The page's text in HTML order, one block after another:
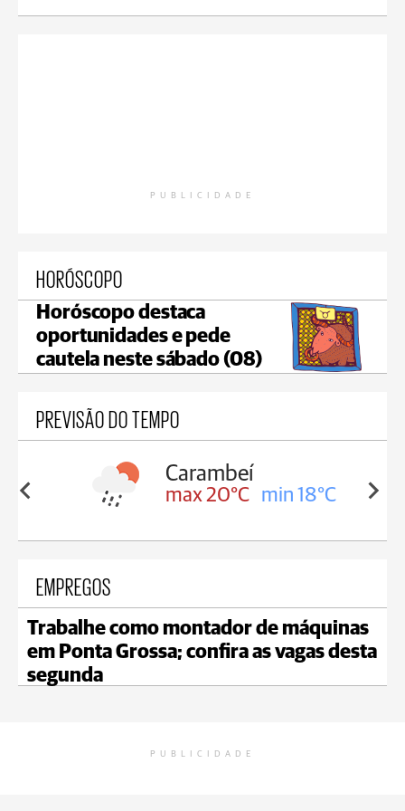
PUBLICIDADE
HORÓSCOPO
Horóscopo destaca
oportunidades e pede
cautela neste sábado (08)
PREVISÃO DO TEMPO
18°C
Carambeí
max 20°C min 18°C
EMPREGOS
Trabalhe como montador de máquinas
em Ponta Grossa; confira as vagas desta
segunda
PUBLICIDADE